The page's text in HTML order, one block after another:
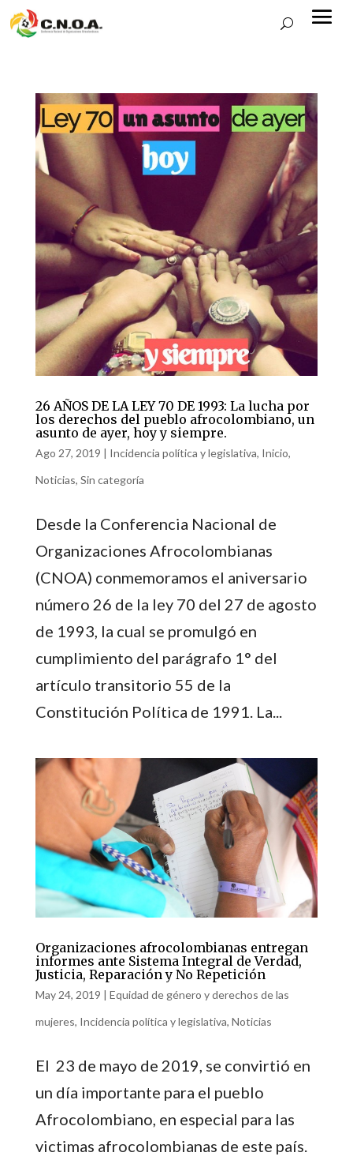
26 AÑOS DE LA LEY 70 DE 1993: La lucha por
los derechos del pueblo afrocolombiano, un
asunto de ayer, hoy y siempre.
Ago 27, 2019 | Incidencia política y legislativa, Inicio,
Noticias, Sin categoría
Desde la Conferencia Nacional de
Organizaciones Afrocolombianas
(CNOA) conmemoramos el aniversario
número 26 de la ley 70 del 27 de agosto
de 1993, la cual se promulgó en
cumplimiento del parágrafo 1° del
artículo transitorio 55 de la
Constitución Política de 1991. La...
Organizaciones afrocolombianas entregan
informes ante Sistema Integral de Verdad,
Justicia, Reparación y No Repetición
May 24, 2019 | Equidad de género y derechos de las
mujeres, Incidencia política y legislativa, Noticias
El 23 de mayo de 2019, se convirtió en
un día importante para el pueblo
Afrocolombiano, en especial para las
victimas afrocolombianas de este país.